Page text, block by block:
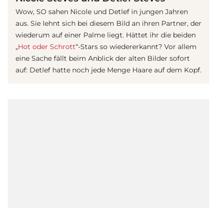
Wow, SO sahen Nicole und Detlef in jungen Jahren
aus. Sie lehnt sich bei diesem Bild an ihren Partner, der
wiederum auf einer Palme liegt. Hättet ihr die beiden
„Hot oder Schrott“-Stars so wiedererkannt? Vor allem
eine Sache fällt beim Anblick der alten Bilder sofort
auf: Detlef hatte noch jede Menge Haare auf dem Kopf.